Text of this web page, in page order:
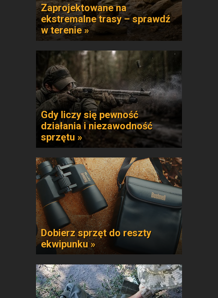
Zaprojektowane na
ekstremalne trasy – sprawdź
w terenie »
Gdy liczy się pewność
działania i niezawodność
sprzętu »
Dobierz sprzęt do reszty
ekwipunku »